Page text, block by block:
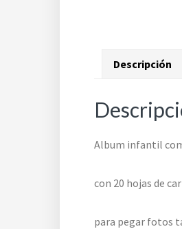
Descripción
Album infantil
con 20 hojas de
para pegar fotos